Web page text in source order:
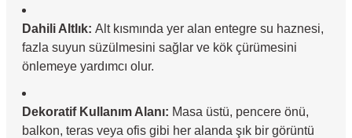
Dahili Altlık: Alt kısmında yer alan entegre su haznesi,
fazla suyun süzülmesini sağlar ve kök çürümesini
önlemeye yardımcı olur.
Dekoratif Kullanım Alanı: Masa üstü, pencere önü,
balkon, teras veya ofis gibi her alanda şık bir görüntü